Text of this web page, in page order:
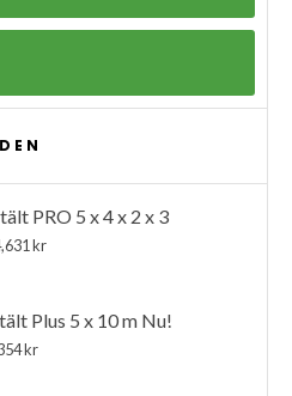
PRO 5 x 4 x 2 x 3
kr
Plus 5 x 10 m Nu!
kr